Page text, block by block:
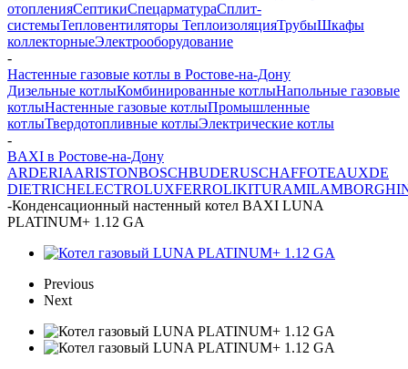
отопленияСептикиСпецарматураСплит-
системыТепловентиляторы ТеплоизоляцияТрубыШкафы
коллекторныеЭлектрооборудование
-
Настенные газовые котлы в Ростове-на-Дону
Дизельные котлыКомбинированные котлыНапольные газовые
котлыНастенные газовые котлыПромышленные
котлыТвердотопливные котлыЭлектрические котлы
-
BAXI в Ростове-на-Дону
ARDERIAARISTONBOSCHBUDERUSCHAFFOTEAUXDE
DIETRICHELECTROLUXFERROLIKITURAMI
-Конденсационный настенный котел BAXI LUNA
PLATINUM+ 1.12 GA
Previous
Next